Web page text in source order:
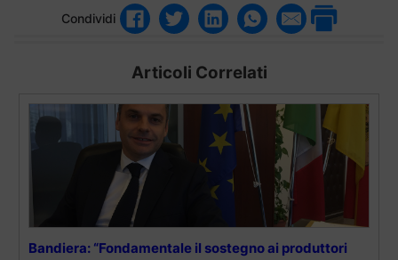
Condividi
Articoli Correlati
Bandiera: “Fondamentale il sostegno ai produttori